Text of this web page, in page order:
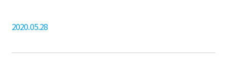
2020.05.28